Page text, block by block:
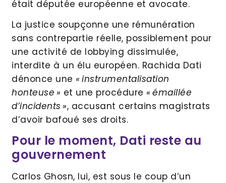
était députée européenne et avocate.
La justice soupçonne une rémunération
sans contrepartie réelle, possiblement pour
une activité de lobbying dissimulée,
interdite à un élu européen. Rachida Dati
dénonce une « instrumentalisation
honteuse » et une procédure « émaillée
d’incidents », accusant certains magistrats
d’avoir bafoué ses droits.
Pour le moment, Dati reste au
gouvernement
Carlos Ghosn, lui, est sous le coup d’un